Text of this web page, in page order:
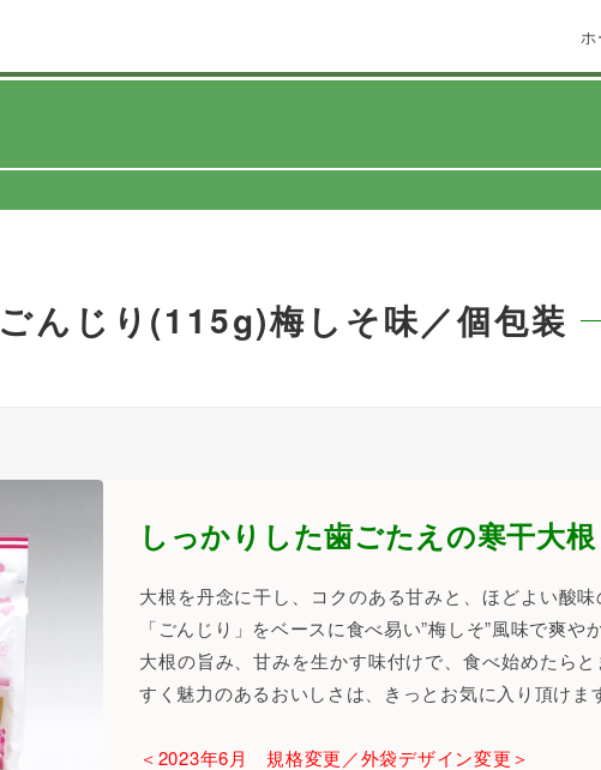
ホ
ごんじり(115g)梅しそ味／個包装
しっかりした歯ごたえの寒干大根
大根を丹念に干し、コクのある甘みと、ほどよい酸
「ごんじり」をベースに食べ易い”梅しそ”風味で爽や
大根の旨み、甘みを生かす味付けで、食べ始めたら
すく魅力のあるおいしさは、きっとお気に入り頂けま
＜2023年6月 規格変更／外袋デザイン変更＞